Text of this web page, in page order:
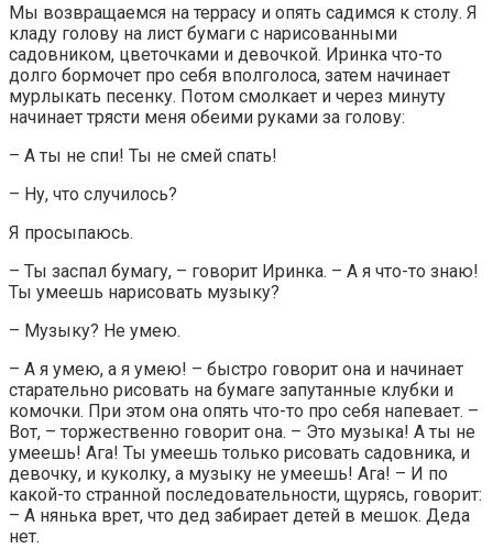
Мы возвращаемся на террасу и опять садимся к столу. Я
кладу голову на лист бумаги с нарисованными
садовником, цветочками и девочкой. Иринка что-то
долго бормочет про себя вполголоса, затем начинает
мурлыкать песенку. Потом смолкает и через минуту
начинает трясти меня обеими руками за голову:
– А ты не спи! Ты не смей спать!
– Ну, что случилось?
Я просыпаюсь.
– Ты заспал бумагу, – говорит Иринка. – А я что-то знаю!
Ты умеешь нарисовать музыку?
– Музыку? Не умею.
– А я умею, а я умею! – быстро говорит она и начинает
старательно рисовать на бумаге запутанные клубки и
комочки. При этом она опять что-то про себя напевает. –
Вот, – торжественно говорит она. – Это музыка! А ты не
умеешь! Ага! Ты умеешь только рисовать садовника, и
девочку, и куколку, а музыку не умеешь! Aгa! – И по
какой-то странной последовательности, щурясь, говорит:
– А нянька врет, что дед забирает детей в мешок. Деда
нет.